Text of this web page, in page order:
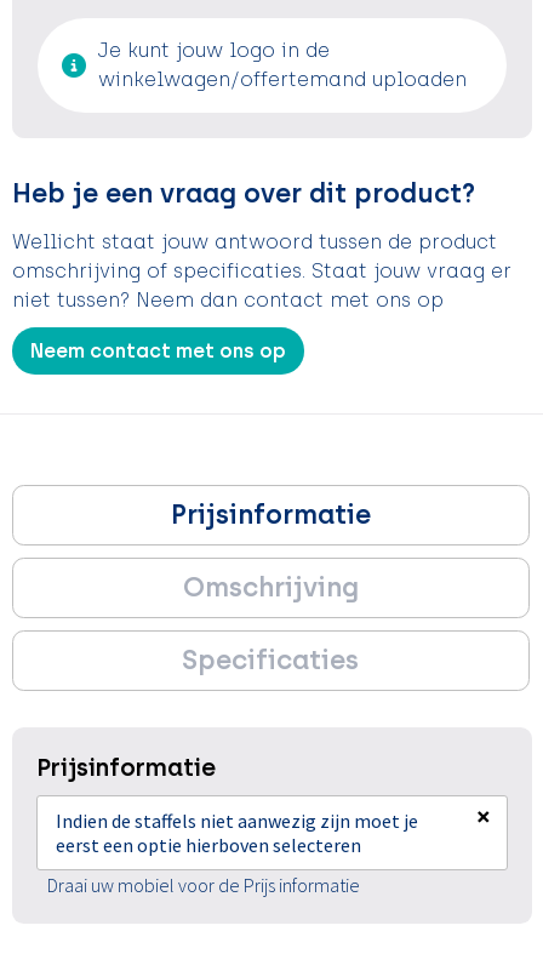
Je kunt jouw logo in de
winkelwagen/offertemand uploaden
Heb je een vraag over dit product?
Wellicht staat jouw antwoord tussen de product
omschrijving of specificaties. Staat jouw vraag er
niet tussen? Neem dan contact met ons op
Neem contact met ons op
Prijsinformatie
Omschrijving
Specificaties
Prijsinformatie
Indien de staffels niet aanwezig zijn moet je
eerst een optie hierboven selecteren
×
Draai uw mobiel voor de Prijs informatie